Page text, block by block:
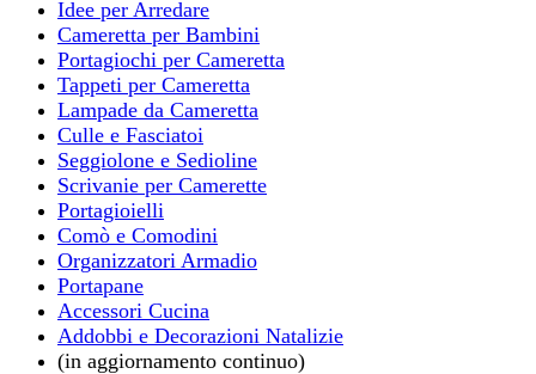
Idee per Arredare
Cameretta per Bambini
Portagiochi per Cameretta
Tappeti per Cameretta
Lampade da Cameretta
Culle e Fasciatoi
Seggiolone e Sedioline
Scrivanie per Camerette
Portagioielli
Comò e Comodini
Organizzatori Armadio
Portapane
Accessori Cucina
Addobbi e Decorazioni Natalizie
(in aggiornamento continuo)